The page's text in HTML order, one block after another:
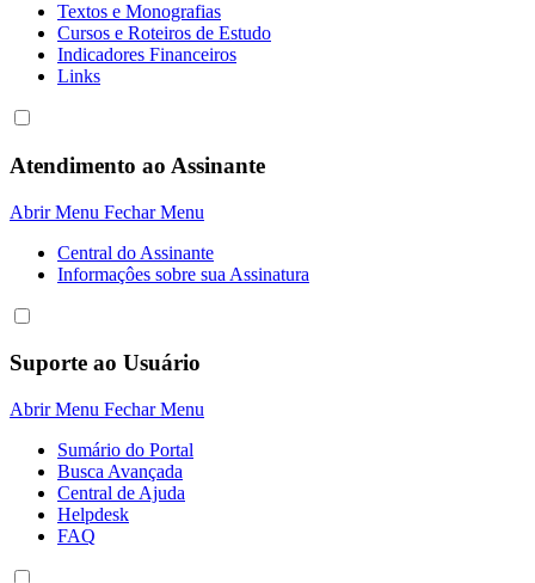
Textos e Monografias
Cursos e Roteiros de Estudo
Indicadores Financeiros
Links
Atendimento ao Assinante
Abrir Menu Fechar Menu
Central do Assinante
Informaçôes sobre sua Assinatura
Suporte ao Usuário
Abrir Menu Fechar Menu
Sumário do Portal
Busca Avançada
Central de Ajuda
Helpdesk
FAQ